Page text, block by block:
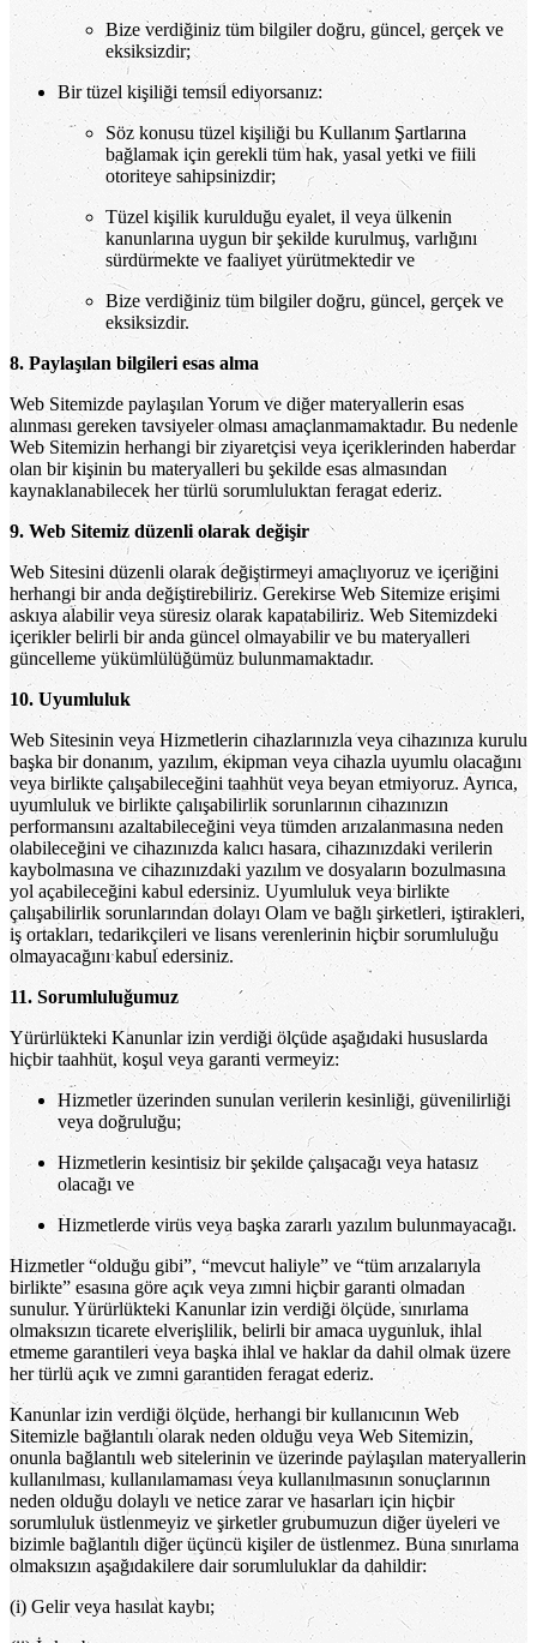
Bize verdiğiniz tüm bilgiler doğru, güncel, gerçek ve
eksiksizdir;
Bir tüzel kişiliği temsil ediyorsanız:
Söz konusu tüzel kişiliği bu Kullanım Şartlarına
bağlamak için gerekli tüm hak, yasal yetki ve fiili
otoriteye sahipsinizdir;
Tüzel kişilik kurulduğu eyalet, il veya ülkenin
kanunlarına uygun bir şekilde kurulmuş, varlığını
sürdürmekte ve faaliyet yürütmektedir ve
Bize verdiğiniz tüm bilgiler doğru, güncel, gerçek ve
eksiksizdir.
8. Paylaşılan bilgileri esas alma
Web Sitemizde paylaşılan Yorum ve diğer materyallerin esas
alınması gereken tavsiyeler olması amaçlanmamaktadır. Bu nedenle
Web Sitemizin herhangi bir ziyaretçisi veya içeriklerinden haberdar
olan bir kişinin bu materyalleri bu şekilde esas almasından
kaynaklanabilecek her türlü sorumluluktan feragat ederiz.
9. Web Sitemiz düzenli olarak değişir
Web Sitesini düzenli olarak değiştirmeyi amaçlıyoruz ve içeriğini
herhangi bir anda değiştirebiliriz. Gerekirse Web Sitemize erişimi
askıya alabilir veya süresiz olarak kapatabiliriz. Web Sitemizdeki
içerikler belirli bir anda güncel olmayabilir ve bu materyalleri
güncelleme yükümlülüğümüz bulunmamaktadır.
10. Uyumluluk
Web Sitesinin veya Hizmetlerin cihazlarınızla veya cihazınıza kurulu
başka bir donanım, yazılım, ekipman veya cihazla uyumlu olacağını
veya birlikte çalışabileceğini taahhüt veya beyan etmiyoruz. Ayrıca,
uyumluluk ve birlikte çalışabilirlik sorunlarının cihazınızın
performansını azaltabileceğini veya tümden arızalanmasına neden
olabileceğini ve cihazınızda kalıcı hasara, cihazınızdaki verilerin
kaybolmasına ve cihazınızdaki yazılım ve dosyaların bozulmasına
yol açabileceğini kabul edersiniz. Uyumluluk veya birlikte
çalışabilirlik sorunlarından dolayı Olam ve bağlı şirketleri, iştirakleri,
iş ortakları, tedarikçileri ve lisans verenlerinin hiçbir sorumluluğu
olmayacağını kabul edersiniz.
11. Sorumluluğumuz
Yürürlükteki Kanunlar izin verdiği ölçüde aşağıdaki hususlarda
hiçbir taahhüt, koşul veya garanti vermeyiz:
Hizmetler üzerinden sunulan verilerin kesinliği, güvenilirliği
veya doğruluğu;
Hizmetlerin kesintisiz bir şekilde çalışacağı veya hatasız
olacağı ve
Hizmetlerde virüs veya başka zararlı yazılım bulunmayacağı.
Hizmetler “olduğu gibi”, “mevcut haliyle” ve “tüm arızalarıyla
birlikte” esasına göre açık veya zımni hiçbir garanti olmadan
sunulur. Yürürlükteki Kanunlar izin verdiği ölçüde, sınırlama
olmaksızın ticarete elverişlilik, belirli bir amaca uygunluk, ihlal
etmeme garantileri veya başka ihlal ve haklar da dahil olmak üzere
her türlü açık ve zımni garantiden feragat ederiz.
Kanunlar izin verdiği ölçüde, herhangi bir kullanıcının Web
Sitemizle bağlantılı olarak neden olduğu veya Web Sitemizin,
onunla bağlantılı web sitelerinin ve üzerinde paylaşılan materyallerin
kullanılması, kullanılamaması veya kullanılmasının sonuçlarının
neden olduğu dolaylı ve netice zarar ve hasarları için hiçbir
sorumluluk üstlenmeyiz ve şirketler grubumuzun diğer üyeleri ve
bizimle bağlantılı diğer üçüncü kişiler de üstlenmez. Buna sınırlama
olmaksızın aşağıdakilere dair sorumluluklar da dahildir:
(i) Gelir veya hasılat kaybı;